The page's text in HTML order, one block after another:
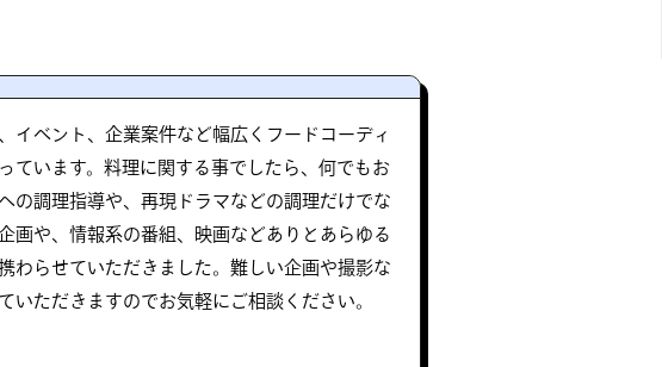
イベント、企業案件など幅広くフードコーディ
ています。料理に関する事でしたら、何でもお
の調理指導や、再現ドラマなどの調理だけでな
画や、情報系の番組、映画などありとあらゆる
わらせていただきました。難しい企画や撮影な
いただきますのでお気軽にご相談ください。